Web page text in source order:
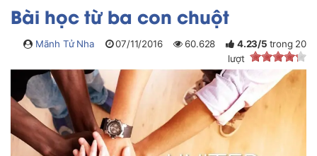
Bài học từ ba con chuột
Mãnh Tử Nha 07/11/2016 60.628 4.23/5 trong 20
lượt